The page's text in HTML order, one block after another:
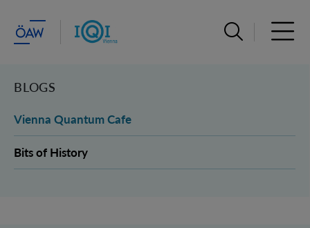
Suchleiste
BLOGS
Vienna Quantum Cafe
Bits of History